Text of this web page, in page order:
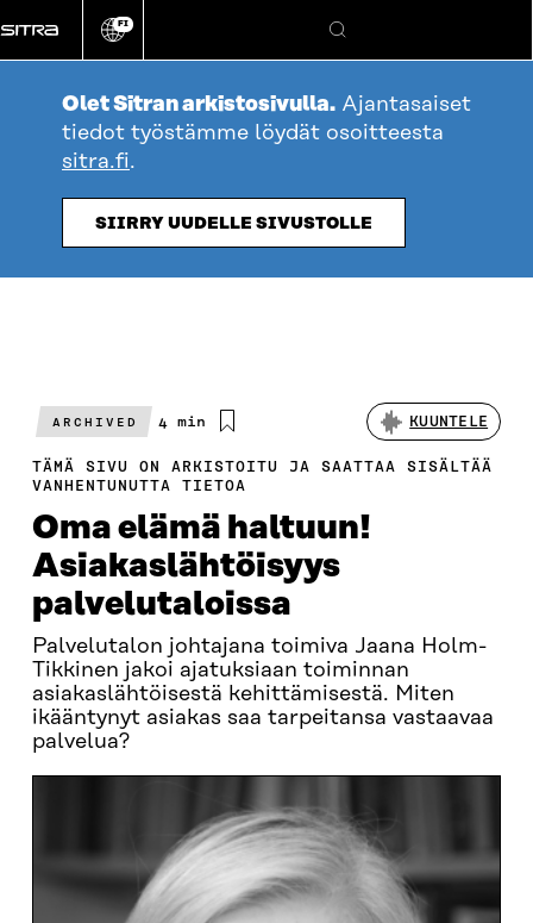
suoraan
sisältöön
Vaihda
kieli
FI
Hae
Olet Sitran arkistosivulla. Ajantasaiset
tiedot työstämme löydät osoitteesta
sitra.fi.
SIIRRY UUDELLE SIVUSTOLLE
ARCHIVED
Arvioitu
4 min KUUNTELE
TÄMÄ SIVU ON ARKISTOITU JA SAATTAA SISÄLTÄÄ
VANHENTUNUTTA TIETOA
Oma elämä haltuun!
Asiakaslähtöisyys
palvelutaloissa
Palvelutalon johtajana toimiva Jaana Holm-
Tikkinen jakoi ajatuksiaan toiminnan
asiakaslähtöisestä kehittämisestä. Miten
ikääntynyt asiakas saa tarpeitansa vastaavaa
palvelua?